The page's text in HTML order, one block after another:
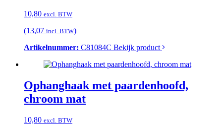
10,80 excl. BTW
(13,07 incl. BTW)
Artikelnummer: C81084C Bekijk product
Ophanghaak met paardenhoofd,
chroom mat
10,80 excl. BTW